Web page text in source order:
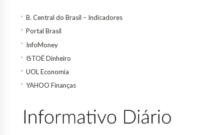
B. Central do Brasil – Indicadores
Portal Brasil
InfoMoney
ISTOÉ Dinheiro
UOL Economia
YAHOO Finanças